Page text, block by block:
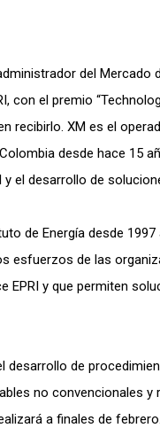
del Mercado
con el premio
recibirlo. XM es el
desde hace 15
el desarrollo de
de Energía desde
esfuerzos de las
y que permiten
de
no convencionales
a finales de febrero.